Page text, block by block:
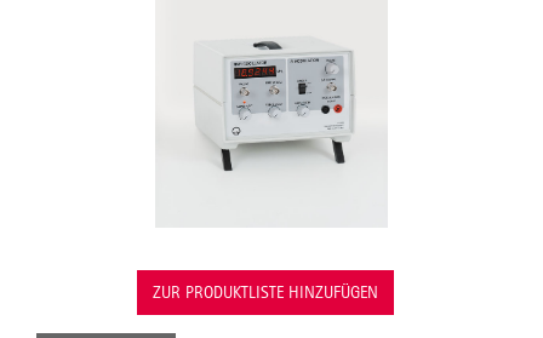
ZUR PRODUKTLISTE HINZUFÜGEN